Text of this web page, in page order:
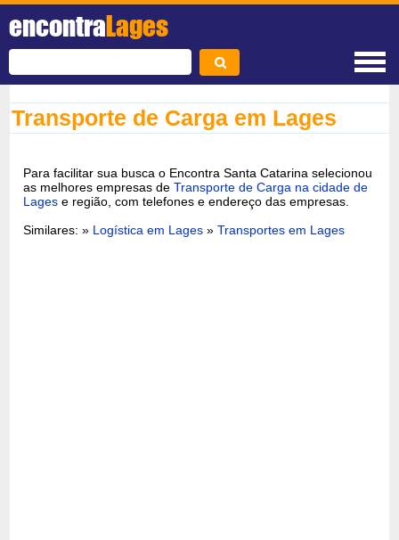
encontraLages
Transporte de Carga em Lages
Para facilitar sua busca o Encontra Santa Catarina selecionou
as melhores empresas deTransporte de Carga na cidade de
Lages e região, com telefones e endereço das empresas.
Similares: » Logística em Lages »Transportes em Lages